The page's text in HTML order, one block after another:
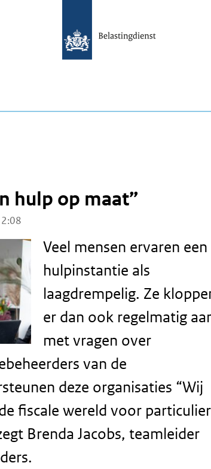
hulp op maat”
Veel mensen ervaren een
hulpinstantie als
laagdrempelig. Ze
er dan ook regelmatig
met vragen over
van de
deze organisaties “Wij
fiscale wereld voor
Brenda Jacobs, teamleider